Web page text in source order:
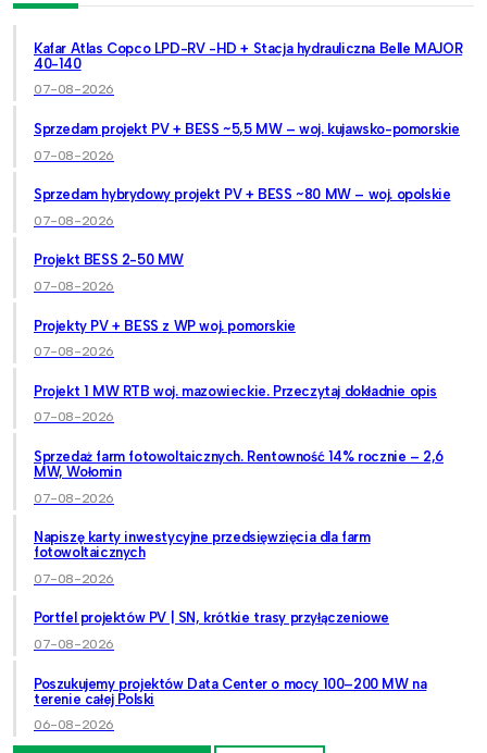
Kafar Atlas Copco LPD-RV -HD + Stacja hydrauliczna Belle MAJOR
40-140
07-08-2026
Sprzedam projekt PV + BESS ~5,5 MW – woj. kujawsko-pomorskie
07-08-2026
Sprzedam hybrydowy projekt PV + BESS ~80 MW – woj. opolskie
07-08-2026
Projekt BESS 2-50 MW
07-08-2026
Projekty PV + BESS z WP woj. pomorskie
07-08-2026
Projekt 1 MW RTB woj. mazowieckie. Przeczytaj dokładnie opis
07-08-2026
Sprzedaż farm fotowoltaicznych. Rentowność 14% rocznie – 2,6
MW, Wołomin
07-08-2026
Napiszę karty inwestycyjne przedsięwzięcia dla farm
fotowoltaicznych
07-08-2026
Portfel projektów PV | SN, krótkie trasy przyłączeniowe
07-08-2026
Poszukujemy projektów Data Center o mocy 100–200 MW na
terenie całej Polski
06-08-2026